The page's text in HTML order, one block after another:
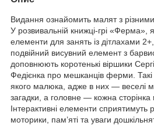
Видання ознайомить малят з
У розвивальній книжці-грі «Ферма»,
елементи для занять із дітлахами 2+,
подвійний висувний елемент з
доповнюють коротенькі віршики
Федієнка про мешканців ферми.
якого малюка, адже в них — веселі
загадки, а головне — кожна сторінка
Інтерактивні елементи сприятимуть
моторики, пам’яті та уваги